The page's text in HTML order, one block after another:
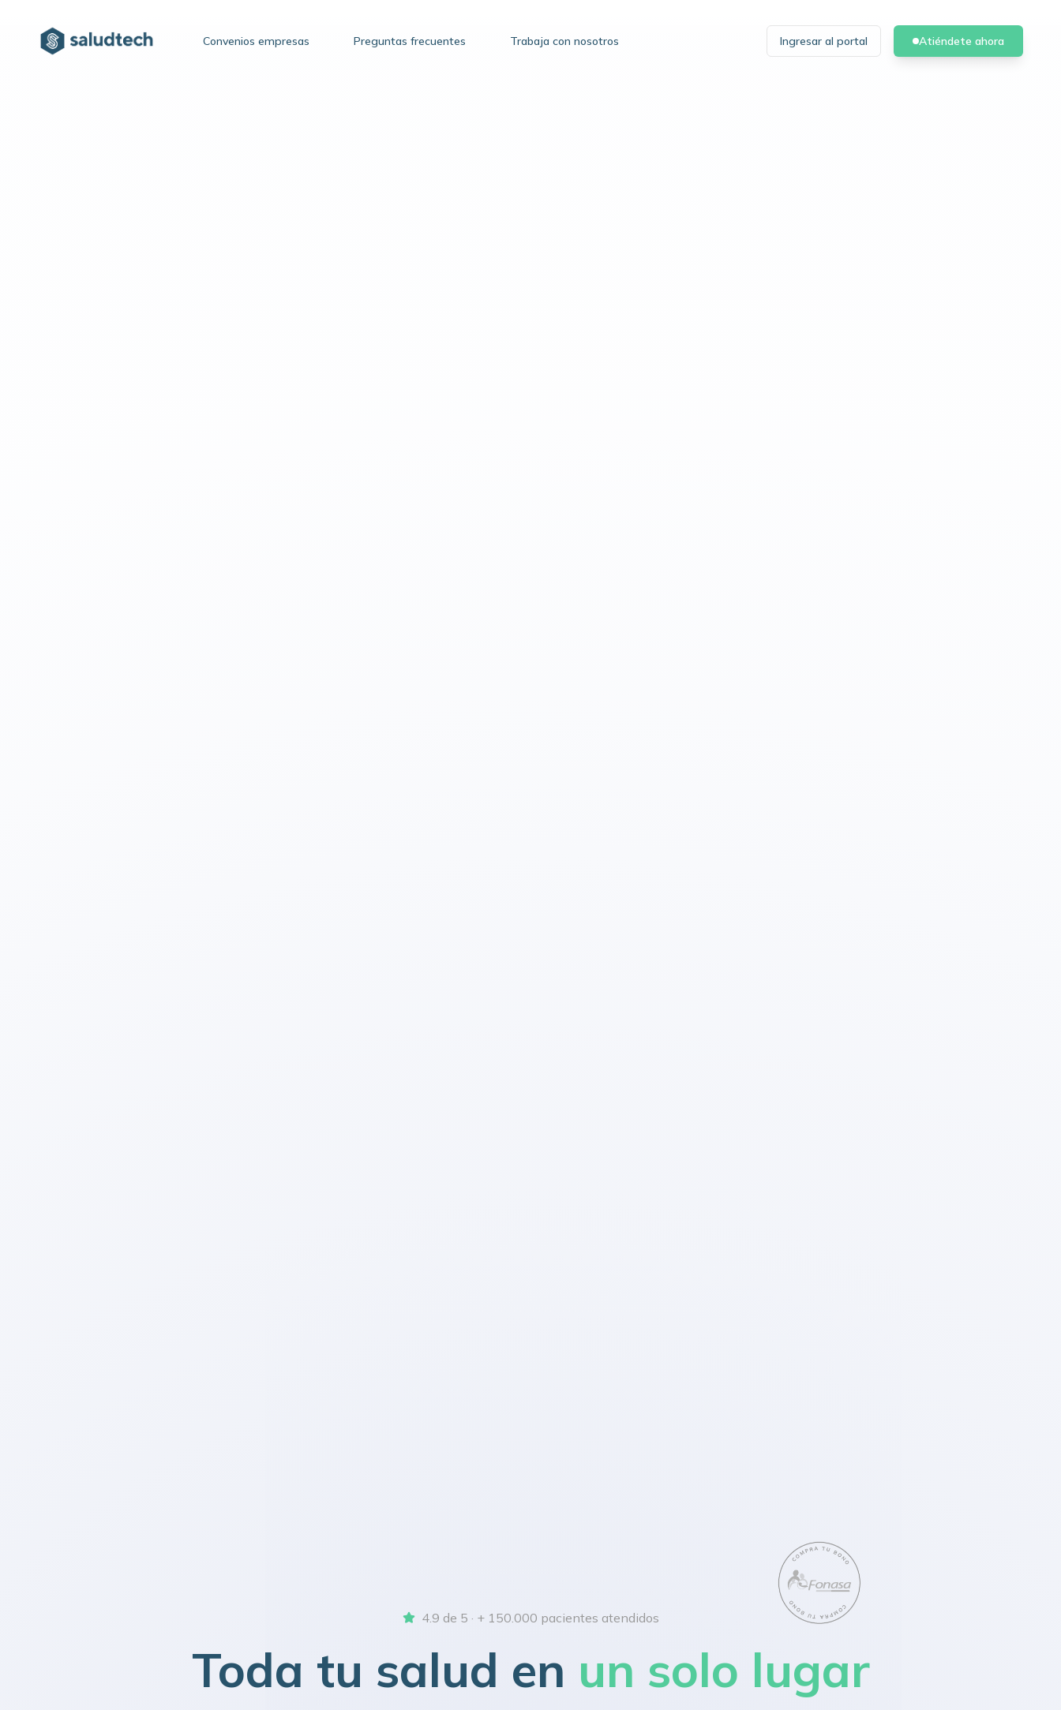
Convenios empresas Preguntas frecuentes Trabaja con nosotros Ingresar al portal Atiéndete ahora
4.9 de 5 · + 150.000 pacientes atendidos
Toda tu salud en un solo lugar